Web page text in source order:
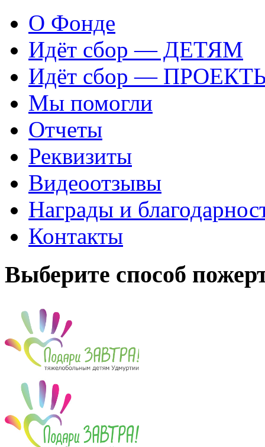
О Фонде
Идёт сбор — ДЕТЯМ
Идёт сбор —
Мы помогли
Отчеты
Реквизиты
Видеоотзывы
Награды и
Контакты
Выберите способ